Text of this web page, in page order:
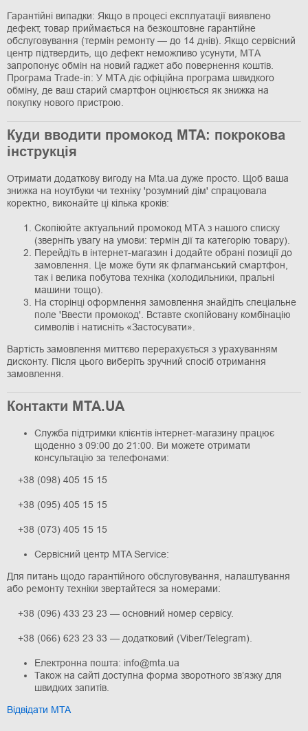
Гарантійні випадки: Якщо в процесі експлуатації виявлено
дефект, товар приймається на безкоштовне гарантійне
обслуговування (термін ремонту — до 14 днів). Якщо сервісний
центр підтвердить, що дефект неможливо усунути, МТА
запропонує обмін на новий гаджет або повернення коштів.
Програма Trade-in: У МТА діє офіційна програма швидкого
обміну, де ваш старий смартфон оцінюється як знижка на
покупку нового пристрою.
Куди вводити промокод МТА: покрокова
інструкція
Отримати додаткову вигоду на Мta.ua дуже просто. Щоб ваша
знижка на ноутбуки чи техніку 'розумний дім' спрацювала
коректно, виконайте ці кілька кроків:
Скопіюйте актуальний промокод МТА з нашого списку
(зверніть увагу на умови: термін дії та категорію товару).
Перейдіть в інтернет-магазин і додайте обрані позиції до
замовлення. Це може бути як флагманський смартфон,
так і велика побутова техніка (холодильники, пральні
машини тощо).
На сторінці оформлення замовлення знайдіть спеціальне
поле 'Ввести промокод'. Вставте скопійовану комбінацію
символів і натисніть «Застосувати».
Вартість замовлення миттєво перерахується з урахуванням
дисконту. Після цього виберіть зручний спосіб отримання
замовлення.
Контакти MTA.UA
Служба підтримки клієнтів інтернет-магазину працює
щоденно з 09:00 до 21:00. Ви можете отримати
консультацію за телефонами:
+38 (098) 405 15 15
+38 (095) 405 15 15
+38 (073) 405 15 15
Сервісний центр MTA Service:
Для питань щодо гарантійного обслуговування, налаштування
або ремонту техніки звертайтеся за номерами:
+38 (096) 433 23 23 — основний номер сервісу.
+38 (066) 623 23 33 — додатковий (Viber/Telegram).
Електронна пошта: info@mta.ua
Також на сайті доступна форма зворотного зв’язку для
швидких запитів.
Відвідати MTA